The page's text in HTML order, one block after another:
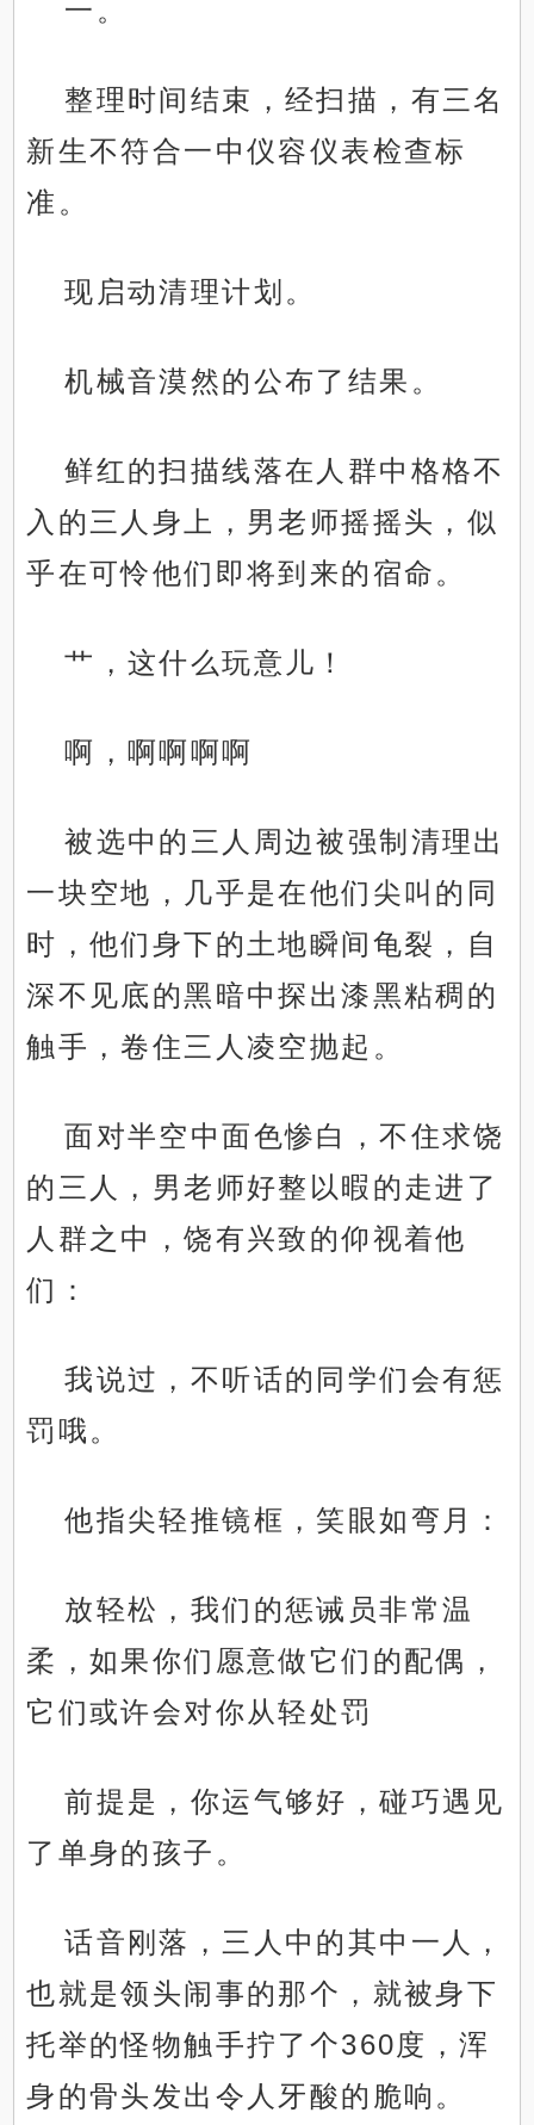
一。
整理时间结束，经扫描，有三名
新生不符合一中仪容仪表检查标
准。
现启动清理计划。
机械音漠然的公布了结果。
鲜红的扫描线落在人群中格格不
入的三人身上，男老师摇摇头，似
乎在可怜他们即将到来的宿命。
艹，这什么玩意儿！
啊，啊啊啊啊
被选中的三人周边被强制清理出
一块空地，几乎是在他们尖叫的同
时，他们身下的土地瞬间龟裂，自
深不见底的黑暗中探出漆黑粘稠的
触手，卷住三人凌空抛起。
面对半空中面色惨白，不住求饶
的三人，男老师好整以暇的走进了
人群之中，饶有兴致的仰视着他
们：
我说过，不听话的同学们会有惩
罚哦。
他指尖轻推镜框，笑眼如弯月：
放轻松，我们的惩诫员非常温
柔，如果你们愿意做它们的配偶，
它们或许会对你从轻处罚
前提是，你运气够好，碰巧遇见
了单身的孩子。
话音刚落，三人中的其中一人，
也就是领头闹事的那个，就被身下
托举的怪物触手拧了个360度，浑
身的骨头发出令人牙酸的脆响。